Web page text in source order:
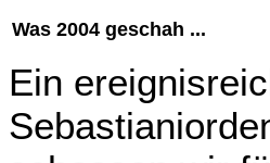
Was 2004 geschah ...
Ein